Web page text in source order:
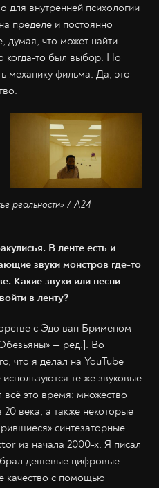
для внутренней психологии
пределе и постоянно
думая, что может найти
когда-то был выбор. Но
механику фильма. Да, это
реальности» / A24
В ленте есть и
звуки монстров где-то
Какие звуки или песни
в ленту?
с Эдо ван Брименом
— ред.]. Во
что я делал на YouTube
те же звуковые
это время: множество
20 века, а также некоторые
синтезаторные
из начала 2000-х. Я писал
дешёвые цифровые
качество с помощью